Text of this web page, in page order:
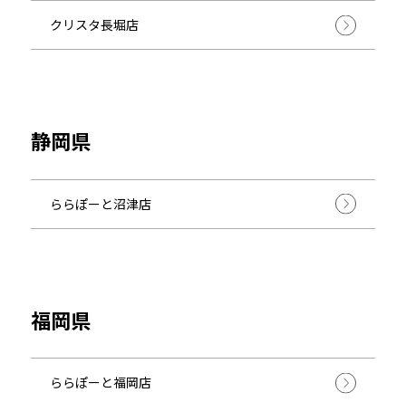
クリスタ長堀店
静岡県
ららぽーと沼津店
福岡県
ららぽーと福岡店